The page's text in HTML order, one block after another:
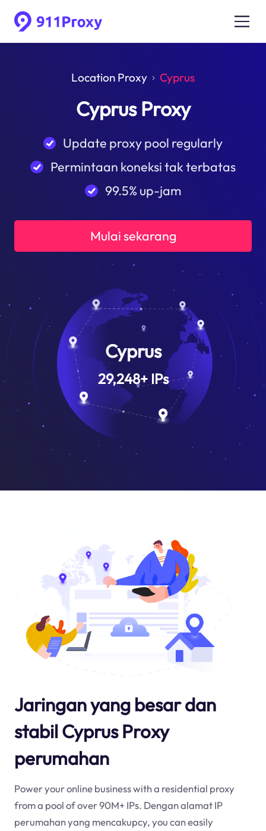
Location Proxy Cyprus
Cyprus Proxy
Update proxy pool regularly
Permintaan koneksi tak terbatas
99.5% up-jam
Mulai sekarang
Cyprus
29,248+IPs
Jaringan yang besar dan
stabil Cyprus Proxy
perumahan
Power your online business with a residential proxy
from a pool of over 90M+ IPs. Dengan alamat IP
perumahan yang mencakupcy, you can easily